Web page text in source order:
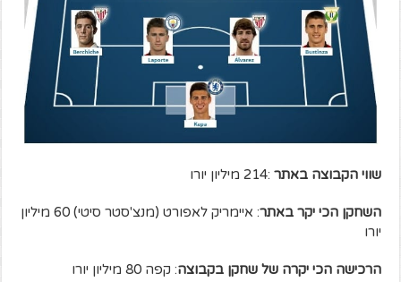
שווי הקבוצה באתר :214 מיליון יורו
השחקן הכי יקר באתר
: איימריק לאפורט (מנצ'סטר סיטי) 60 מיליון
יורו
הרכישה הכי יקרה של שחקן בקבוצה
: קפה 80 מיליון יורו